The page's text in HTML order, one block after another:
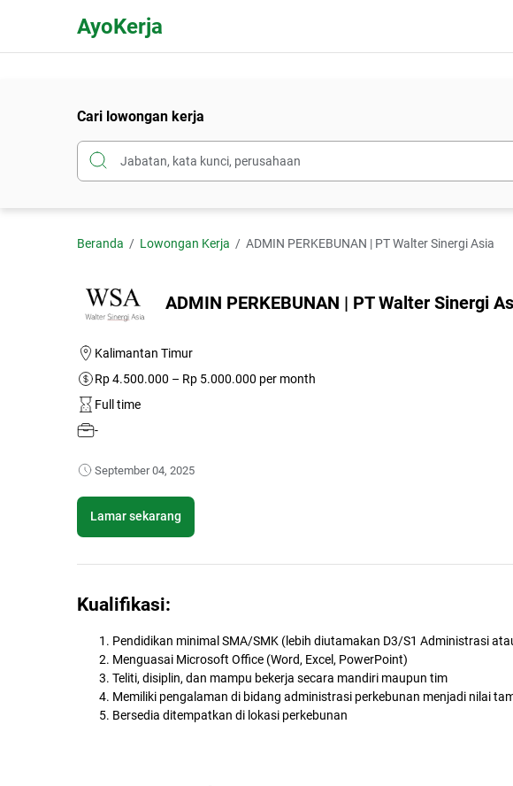
AyoKerja
Cari lowongan kerja
Beranda Lowongan Kerja ADMIN PERKEBUNAN | PT Walter Sinergi Asia
ADMIN PERKEBUNAN | PT Walter Sinergi
Kalimantan Timur
Rp 4.500.000 – Rp 5.000.000 per month
Full time
-
September 04, 2025
Lamar sekarang
Kualifikasi:
Pendidikan minimal SMA/SMK (lebih diutamakan D3/S1 Administrasi
Menguasai Microsoft Office (Word, Excel, PowerPoint)
Teliti, disiplin, dan mampu bekerja secara mandiri maupun tim
Memiliki pengalaman di bidang administrasi perkebunan menjadi nilai
Bersedia ditempatkan di lokasi perkebunan